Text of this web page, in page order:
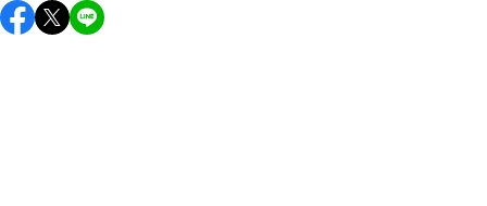
保存期間は冷蔵で当日中が目安です。なるべくお早めにお召
し上がりください。